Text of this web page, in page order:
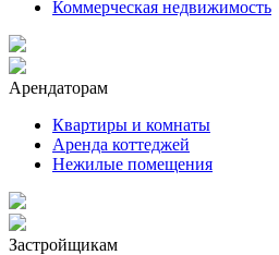
Коммерческая недвижимость
Арендаторам
Квартиры и комнаты
Аренда коттеджей
Нежилые помещения
Застройщикам